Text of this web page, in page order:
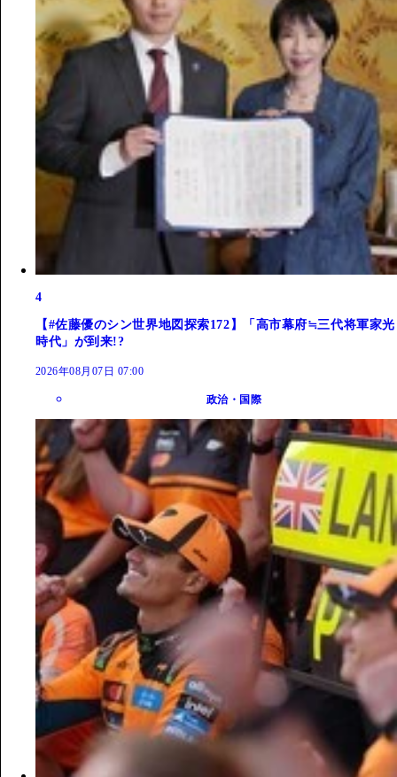
4
【#佐藤優のシン世界地図探索172】「高市幕府≒三代将軍家光
時代」が到来!?
2026年08月07日 07:00
政治・国際